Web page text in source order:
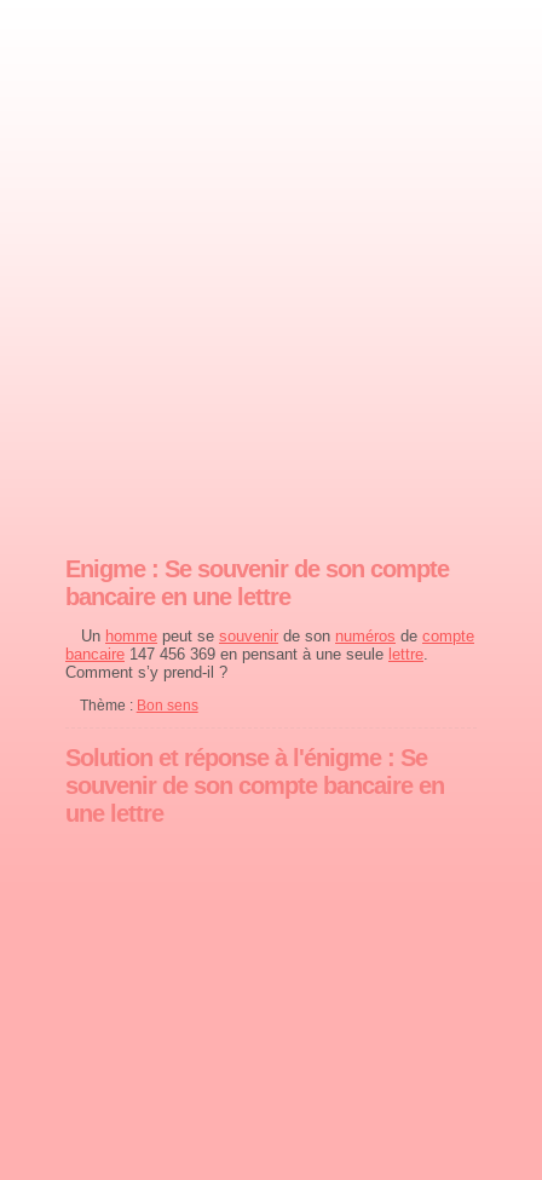
Enigme : Se souvenir de son compte
bancaire en une lettre
Un homme peut se souvenir de son numéros de compte
bancaire 147 456 369 en pensant à une seule lettre.
Comment s’y prend-il ?
Thème : Bon sens
Solution et réponse à l'énigme : Se
souvenir de son compte bancaire en
une lettre